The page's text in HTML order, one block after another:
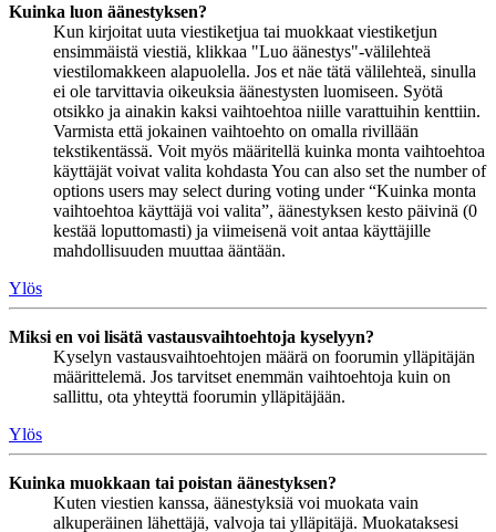
Kuinka luon äänestyksen?
Kun kirjoitat uuta viestiketjua tai muokkaat viestiketjun
ensimmäistä viestiä, klikkaa "Luo äänestys"-välilehteä
viestilomakkeen alapuolella. Jos et näe tätä välilehteä, sinulla
ei ole tarvittavia oikeuksia äänestysten luomiseen. Syötä
otsikko ja ainakin kaksi vaihtoehtoa niille varattuihin kenttiin.
Varmista että jokainen vaihtoehto on omalla rivillään
tekstikentässä. Voit myös määritellä kuinka monta vaihtoehtoa
käyttäjät voivat valita kohdasta You can also set the number of
options users may select during voting under “Kuinka monta
vaihtoehtoa käyttäjä voi valita”, äänestyksen kesto päivinä (0
kestää loputtomasti) ja viimeisenä voit antaa käyttäjille
mahdollisuuden muuttaa ääntään.
Ylös
Miksi en voi lisätä vastausvaihtoehtoja kyselyyn?
Kyselyn vastausvaihtoehtojen määrä on foorumin ylläpitäjän
määrittelemä. Jos tarvitset enemmän vaihtoehtoja kuin on
sallittu, ota yhteyttä foorumin ylläpitäjään.
Ylös
Kuinka muokkaan tai poistan äänestyksen?
Kuten viestien kanssa, äänestyksiä voi muokata vain
alkuperäinen lähettäjä, valvoja tai ylläpitäjä. Muokataksesi